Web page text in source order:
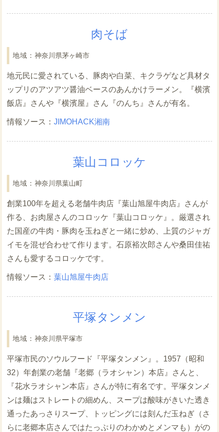
肉そば
神奈川県茅ヶ崎市
地元民に愛されている、豚肉や白菜、キクラゲなど具材タ
ップリのアツアツ醤油ベースのあんかけラーメン。『横濱
飯店』さんや『横濱屋』さん『のんち』さんが有名。
JIMOHACK湘南
葉山コロッケ
神奈川県葉山町
創業100年を超える老舗牛肉店『葉山旭屋牛肉店』さんが
作る、お肉屋さんのコロッケ『葉山コロッケ』。厳選され
た国産の牛肉・豚肉を玉ねぎと一緒に炒め、上質のジャガ
イモを混ぜ合わせて作ります。石原裕次郎さんや桑田佳祐
さんも愛するコロッケです。
葉山旭屋牛肉店
平塚タンメン
神奈川県平塚市
平塚市民のソウルフード『平塚タンメン』。1957（昭和
32）年創業の老舗『老郷（ラオシャン）本店』さんと、
『花水ラオシャン本店』さんが特に有名です。平塚タンメ
ンは麺はストレートの細めん、スープは酸味がきいた透き
通ったあっさりスープ、トッピングには刻んだ玉ねぎ（さ
らに老郷本店さんではたっぷりのわかめとメンマも）がの